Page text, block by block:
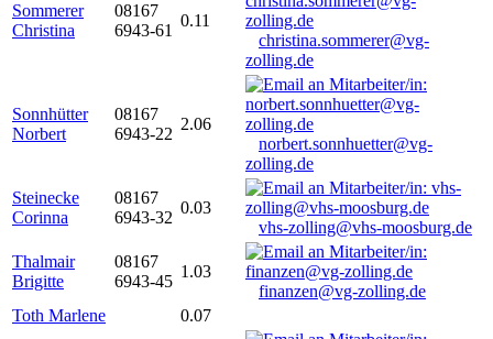
Sommerer
Christina
08167
6943-61
0.11
christina.sommerer@vg-
zolling.de
Sonnhütter
Norbert
08167
6943-22
2.06
norbert.sonnhuetter@vg-
zolling.de
Steinecke
Corinna
08167
6943-32
0.03
vhs-zolling@vhs-moosburg.de
Thalmair
Brigitte
08167
6943-45
1.03
finanzen@vg-zolling.de
Toth Marlene
0.07